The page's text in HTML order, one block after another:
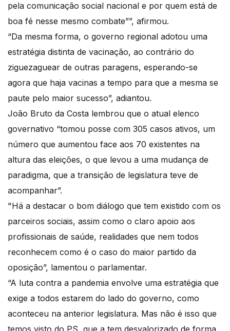
pela comunicação social nacional e por quem está de
boa fé nesse mesmo combate””, afirmou.
“Da mesma forma, o governo regional adotou uma
estratégia distinta de vacinação, ao contrário do
ziguezaguear de outras paragens, esperando-se
agora que haja vacinas a tempo para que a mesma se
paute pelo maior sucesso”, adiantou.
João Bruto da Costa lembrou que o atual elenco
governativo “tomou posse com 305 casos ativos, um
número que aumentou face aos 70 existentes na
altura das eleições, o que levou a uma mudança de
paradigma, que a transição de legislatura teve de
acompanhar”.
"Há a destacar o bom diálogo que tem existido com os
parceiros sociais, assim como o claro apoio aos
profissionais de saúde, realidades que nem todos
reconhecem como é o caso do maior partido da
oposição”, lamentou o parlamentar.
“A luta contra a pandemia envolve uma estratégia que
exige a todos estarem do lado do governo, como
aconteceu na anterior legislatura. Mas não é isso que